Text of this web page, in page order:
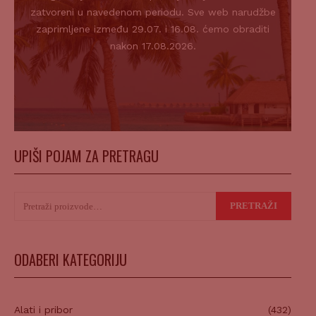
zatvoreni u navedenom periodu. Sve web narudžbe
zaprimljene između 29.07. i 16.08. ćemo obraditi
nakon 17.08.2026.
UPIŠI POJAM ZA PRETRAGU
PRETRAŽI
ODABERI KATEGORIJU
Alati i pribor (432)